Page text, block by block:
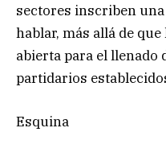
sectores inscriben
hablar, más allá de
abierta para el
partidarios
Esquina